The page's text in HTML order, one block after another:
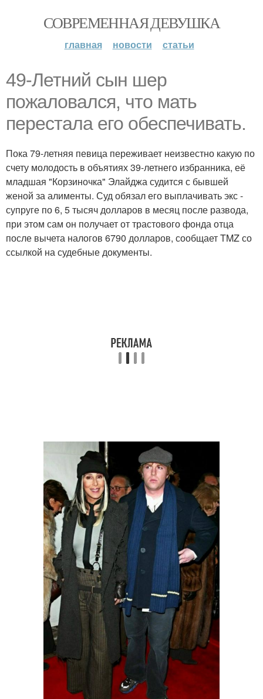
СОВРЕМЕННАЯ ДЕВУШКА
главная новости статьи
49-Летний сын шер
пожаловался, что мать
перестала его обеспечивать.
Пока 79-летняя певица переживает неизвестно какую по
счету молодость в объятиях 39-летнего избранника, её
младшая "Корзиночка" Элайджа судится с бывшей
женой за алименты. Суд обязал его выплачивать экс -
супруге по 6, 5 тысяч долларов в месяц после развода,
при этом сам он получает от трастового фонда отца
после вычета налогов 6790 долларов, сообщает TMZ со
ссылкой на судебные документы.